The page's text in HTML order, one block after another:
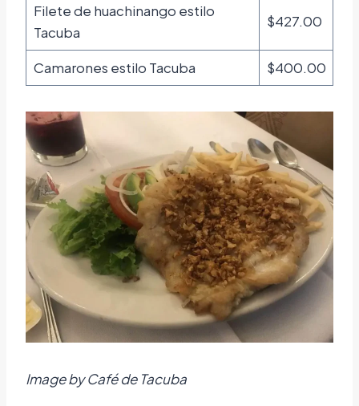
Filete de huachinango estilo
Tacuba
$427.00
Camarones estilo Tacuba $400.00
Image by Café de Tacuba